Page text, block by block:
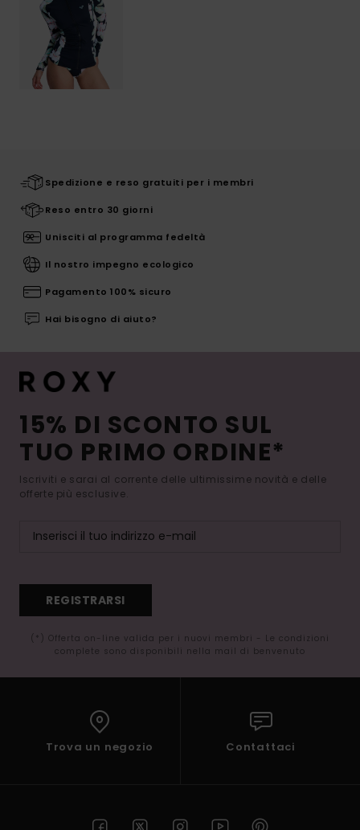
Spedizione e reso gratuiti per i membri
Reso entro 30 giorni
Unisciti al programma fedeltà
Il nostro impegno ecologico
Pagamento 100% sicuro
Hai bisogno di aiuto?
15% DI SCONTO SUL
TUO PRIMO ORDINE*
Iscriviti e sarai al corrente delle ultimissime novità e delle
offerte più esclusive.
REGISTRARSI
(*) Offerta on-line valida per i nuovi membri - Le condizioni
complete sono disponibili nella mail di benvenuto
Trova un negozio Contattaci